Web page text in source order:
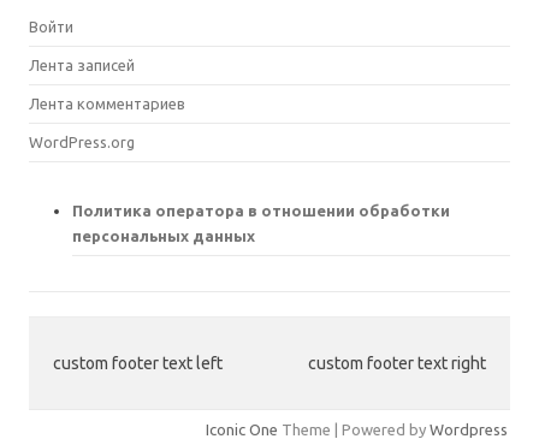
Войти
Лента записей
Лента комментариев
WordPress.org
Политика оператора в отношении обработки
персональных данных
custom footer text left custom footer text right
Iconic One Theme | Powered by Wordpress